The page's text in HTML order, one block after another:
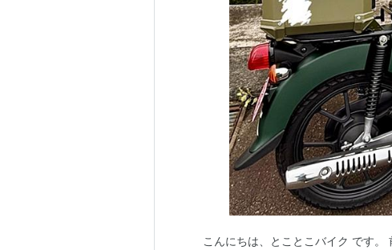
こんにちは、とことこバイク です